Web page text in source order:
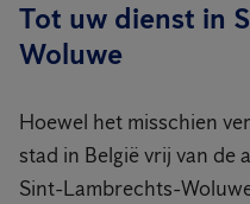
Tot uw dienst in
Woluwe
Hoewel het misschien
stad in België vrij van de
Sint-Lambrechts-